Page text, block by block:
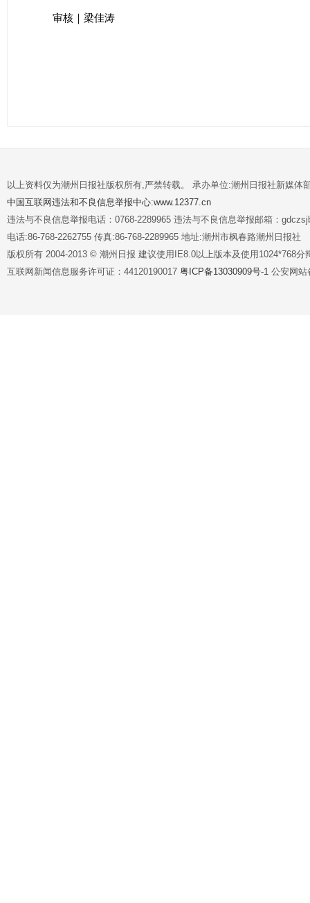
审核｜梁佳涛
以上资料仅为潮州日报社版权所有,严禁转载。 承办单位:潮州日报社新媒体
中国互联网违法和不良信息举报中心:www.12377.cn
违法与不良信息举报电话：0768-2289965 违法与不良信息举报邮箱：
电话:86-768-2262755 传真:86-768-2289965 地址:潮州市枫春路潮州日报社
版权所有 2004-2013 © 潮州日报 建议使用IE8.0以上版本及使用1024*768分
互联网新闻信息服务许可证：44120190017 粤ICP备13030909号-1 公安网站